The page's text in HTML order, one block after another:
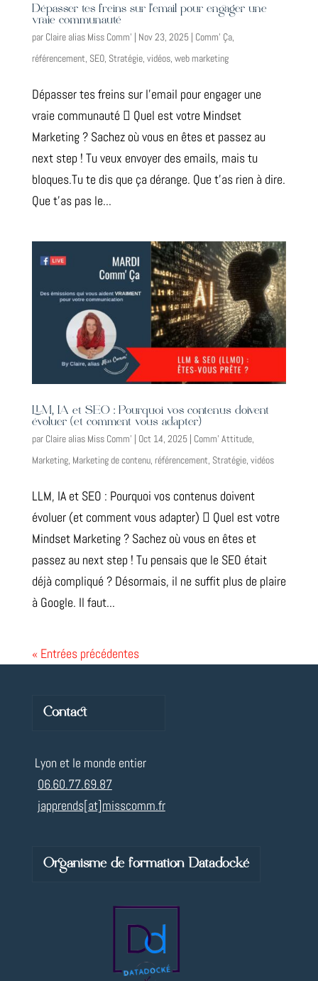
Dépasser tes freins sur l’email pour engager une
vraie communauté
par Claire alias Miss Comm' | Nov 23, 2025| Comm' Ça,
référencement, SEO, Stratégie, vidéos, web marketing
Dépasser tes freins sur l’email pour engager une
vraie communauté  Quel est votre Mindset
Marketing ? Sachez où vous en êtes et passez au
next step ! Tu veux envoyer des emails, mais tu
bloques.Tu te dis que ça dérange. Que t’as rien à dire.
Que t’as pas le...
LLM, IA et SEO : Pourquoi vos contenus doivent
évoluer (et comment vous adapter)
par Claire alias Miss Comm' Oct 14, 2025| Comm' Attitude,
Marketing, Marketing de contenu, référencement, Stratégie, vidéos
LLM, IA et SEO : Pourquoi vos contenus doivent
évoluer (et comment vous adapter)  Quel est votre
Mindset Marketing ? Sachez où vous en êtes et
passez au next step ! Tu pensais que le SEO était
déjà compliqué ? Désormais, il ne suffit plus de plaire
à Google. Il faut...
« Entrées précédentes
Contact
Lyon et le monde entier
06.60.77.69.87
japprends[at]misscomm.fr
Organisme de formation Datadocké